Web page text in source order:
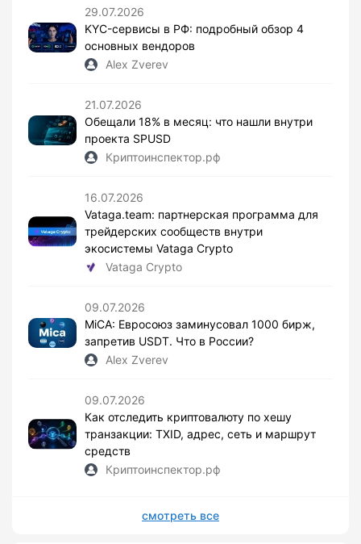
29.07.2026
KYC-сервисы в РФ: подробный обзор 4
основных вендоров
Alex Zverev
21.07.2026
Обещали 18% в месяц: что нашли внутри
проекта SPUSD
Криптоинспектор.рф
16.07.2026
Vataga.team: партнерская программа для
трейдерских сообществ внутри
экосистемы Vataga Crypto
Vataga Crypto
09.07.2026
MiCA: Евросоюз заминусовал 1000 бирж,
запретив USDT. Что в России?
Alex Zverev
09.07.2026
Как отследить криптовалюту по хешу
транзакции: TXID, адрес, сеть и маршрут
средств
Криптоинспектор.рф
смотреть все